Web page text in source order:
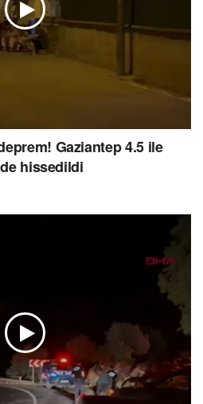
Gaziantep 4.5 ile
hissedildi